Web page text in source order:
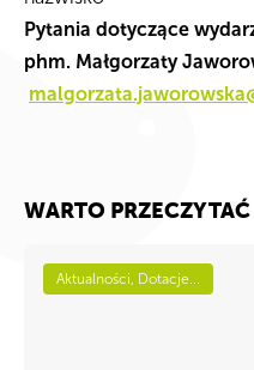
Pytania dotyczące
phm. Małgorzaty
WARTO PRZECZYTAĆ
Aktualności, Dotacje...